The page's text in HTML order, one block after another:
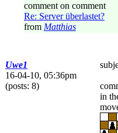
comment on comment
Re: Server überlastet?
from Matthias
Uwe1
16-04-10, 05:36pm
(posts: 8)
in